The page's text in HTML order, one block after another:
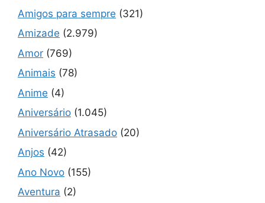
Amigos para sempre (321)
Amizade (2.979)
Amor (769)
Animais (78)
Anime (4)
Aniversário (1.045)
Aniversário Atrasado (20)
Anjos (42)
Ano Novo (155)
Aventura (2)